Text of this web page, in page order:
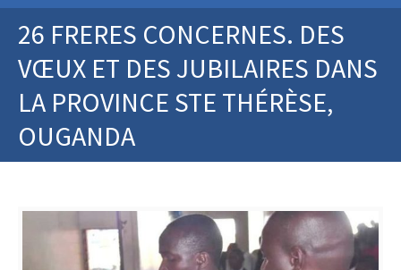
26 FRERES CONCERNES. DES
VŒUX ET DES JUBILAIRES DANS
LA PROVINCE STE THÉRÈSE,
OUGANDA